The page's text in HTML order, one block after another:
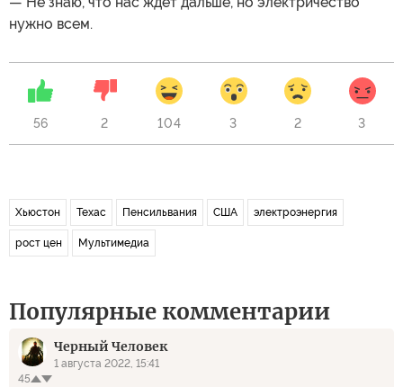
нужно всем.
56 2 104 3 2 3
Хьюстон Техас Пенсильвания США электроэнергия
рост цен Мультимедиа
Популярные комментарии
Черный Человек
1 августа 2022, 15:41
45